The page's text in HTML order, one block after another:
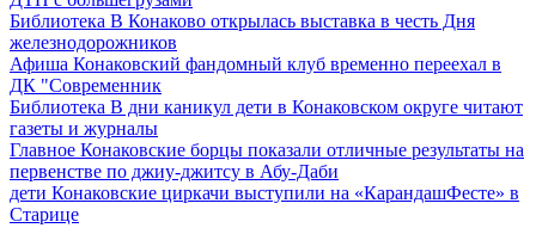
Библиотека В Конаково открылась выставка в честь Дня
железнодорожников
Афиша Конаковский фандомный клуб временно переехал в
ДК "Современник
Библиотека В дни каникул дети в Конаковском округе читают
газеты и журналы
Главное Конаковские борцы показали отличные результаты на
первенстве по джиу-джитсу в Абу-Даби
дети Конаковские циркачи выступили на «КарандашФесте» в
Старице